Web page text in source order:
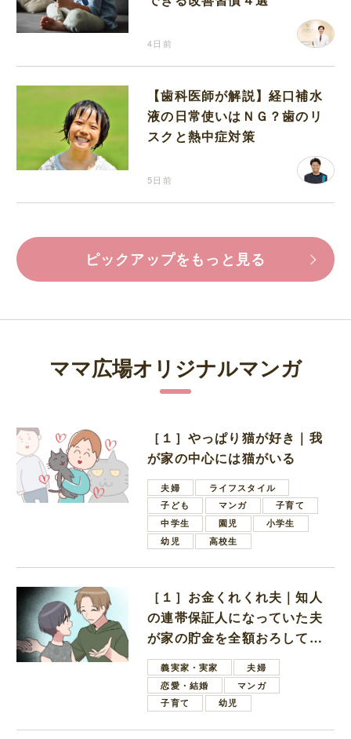
4日前
【歯科医師が解説】経口補水
液の日常使いはＮＧ？歯のリ
スクと熱中症対策
5日前
ピックアップをもっと見る
ママ広場オリジナルマンガ
［１］やっぱり猫が好き｜我
が家の中心には猫がいる
夫婦
ライフスタイル
子ども
マンガ
子育て
中学生
園児
小学生
幼児
高校生
［１］お金くれくれ夫｜知人
の連帯保証人になっていた夫
が家の貯金を全額おろしてほ
しいと言ってきた
義実家・実家
夫婦
恋愛・結婚
マンガ
子育て
幼児